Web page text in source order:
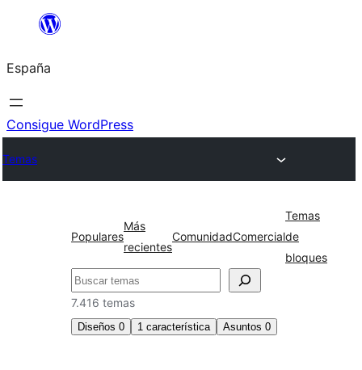
Saltar
contenido
España
Consigue WordPress
Temas
Populares
Más
recientes
ComunidadComercial
Temas
de
bloques
Buscar
7.416 temas
Diseños 0 1 característica Asuntos 0